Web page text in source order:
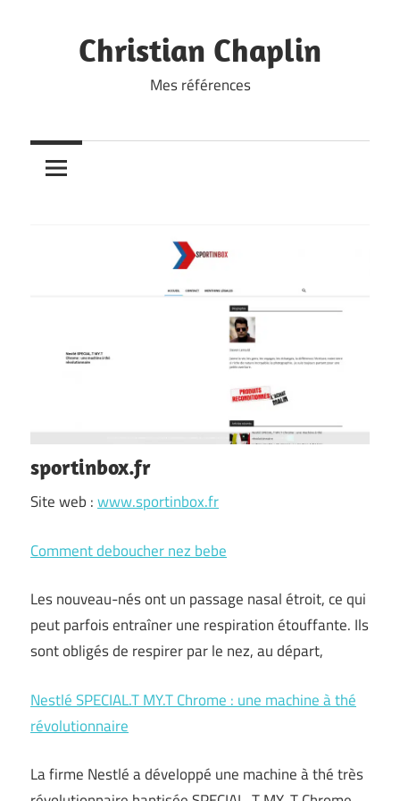
Christian Chaplin
Mes références
sportinbox.fr
Site web :www.sportinbox.fr
Comment deboucher nez bebe
Les nouveau-nés ont un passage nasal étroit, ce qui
peut parfois entraîner une respiration étouffante. Ils
sont obligés de respirer par le nez, au départ,
Nestlé SPECIAL.T MY.T Chrome : une machine à thé
révolutionnaire
La firme Nestlé a développé une machine à thé très